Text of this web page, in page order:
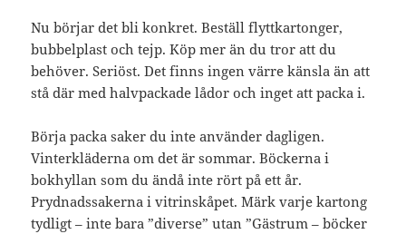
Nu börjar det bli konkret. Beställ flyttkartonger,
bubbelplast och tejp. Köp mer än du tror att du
behöver. Seriöst. Det finns ingen värre känsla än att
stå där med halvpackade lådor och inget att packa i.
Börja packa saker du inte använder dagligen.
Vinterkläderna om det är sommar. Böckerna i
bokhyllan som du ändå inte rört på ett år.
Prydnadssakerna i vitrinskåpet. Märk varje kartong
tydligt – inte bara ”diverse” utan ”Gästrum – böcker